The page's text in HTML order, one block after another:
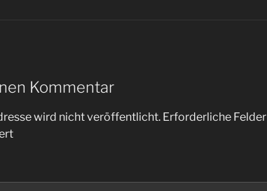
Kommentar
wird nicht veröffentlicht. Erforderliche Felder